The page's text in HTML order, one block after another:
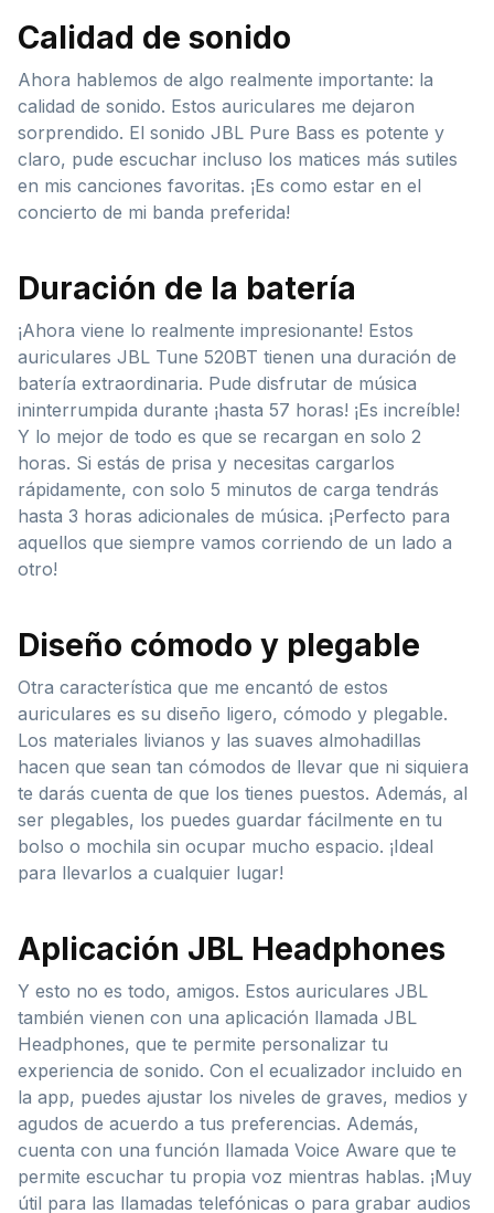
Calidad de sonido
Ahora hablemos de algo realmente importante: la
calidad de sonido. Estos auriculares me dejaron
sorprendido. El sonido JBL Pure Bass es potente y
claro, pude escuchar incluso los matices más sutiles
en mis canciones favoritas. ¡Es como estar en el
concierto de mi banda preferida!
Duración de la batería
¡Ahora viene lo realmente impresionante! Estos
auriculares JBL Tune 520BT tienen una duración de
batería extraordinaria. Pude disfrutar de música
ininterrumpida durante ¡hasta 57 horas! ¡Es increíble!
Y lo mejor de todo es que se recargan en solo 2
horas. Si estás de prisa y necesitas cargarlos
rápidamente, con solo 5 minutos de carga tendrás
hasta 3 horas adicionales de música. ¡Perfecto para
aquellos que siempre vamos corriendo de un lado a
otro!
Diseño cómodo y plegable
Otra característica que me encantó de estos
auriculares es su diseño ligero, cómodo y plegable.
Los materiales livianos y las suaves almohadillas
hacen que sean tan cómodos de llevar que ni siquiera
te darás cuenta de que los tienes puestos. Además, al
ser plegables, los puedes guardar fácilmente en tu
bolso o mochila sin ocupar mucho espacio. ¡Ideal
para llevarlos a cualquier lugar!
Aplicación JBL Headphones
Y esto no es todo, amigos. Estos auriculares JBL
también vienen con una aplicación llamada JBL
Headphones, que te permite personalizar tu
experiencia de sonido. Con el ecualizador incluido en
la app, puedes ajustar los niveles de graves, medios y
agudos de acuerdo a tus preferencias. Además,
cuenta con una función llamada Voice Aware que te
permite escuchar tu propia voz mientras hablas. ¡Muy
útil para las llamadas telefónicas o para grabar audios